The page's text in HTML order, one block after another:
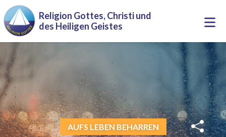
Direkt zum Inhalt
Religion Gottes, Christi und
des Heiligen Geistes
AUFS LEBEN BEHARREN